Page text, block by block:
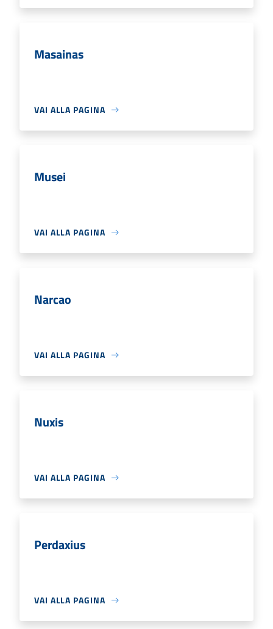
Masainas
VAI ALLA PAGINA
Musei
VAI ALLA PAGINA
Narcao
VAI ALLA PAGINA
Nuxis
VAI ALLA PAGINA
Perdaxius
VAI ALLA PAGINA